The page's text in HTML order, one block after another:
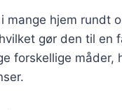
hjem rundt
gør den til en
forskellige måder,